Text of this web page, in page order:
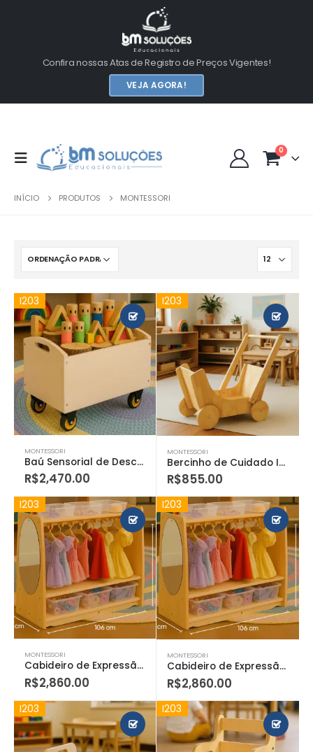
Confira nossas Atas de Registro de Preços Vigentes!
VEJA AGORA!
0
INÍCIO PRODUTOS MONTESSORI
I203
MONTESSORI
Baú Sensorial de Descobertas
R$2,470.00
I203
MONTESSORI
Bercinho de Cuidado Infantil
R$855.00
I203
MONTESSORI
Cabideiro de Expressão e Identidade
R$2,860.00
I203
MONTESSORI
Cabideiro de Expressão e Identidade Infantil
R$2,860.00
I203 I203